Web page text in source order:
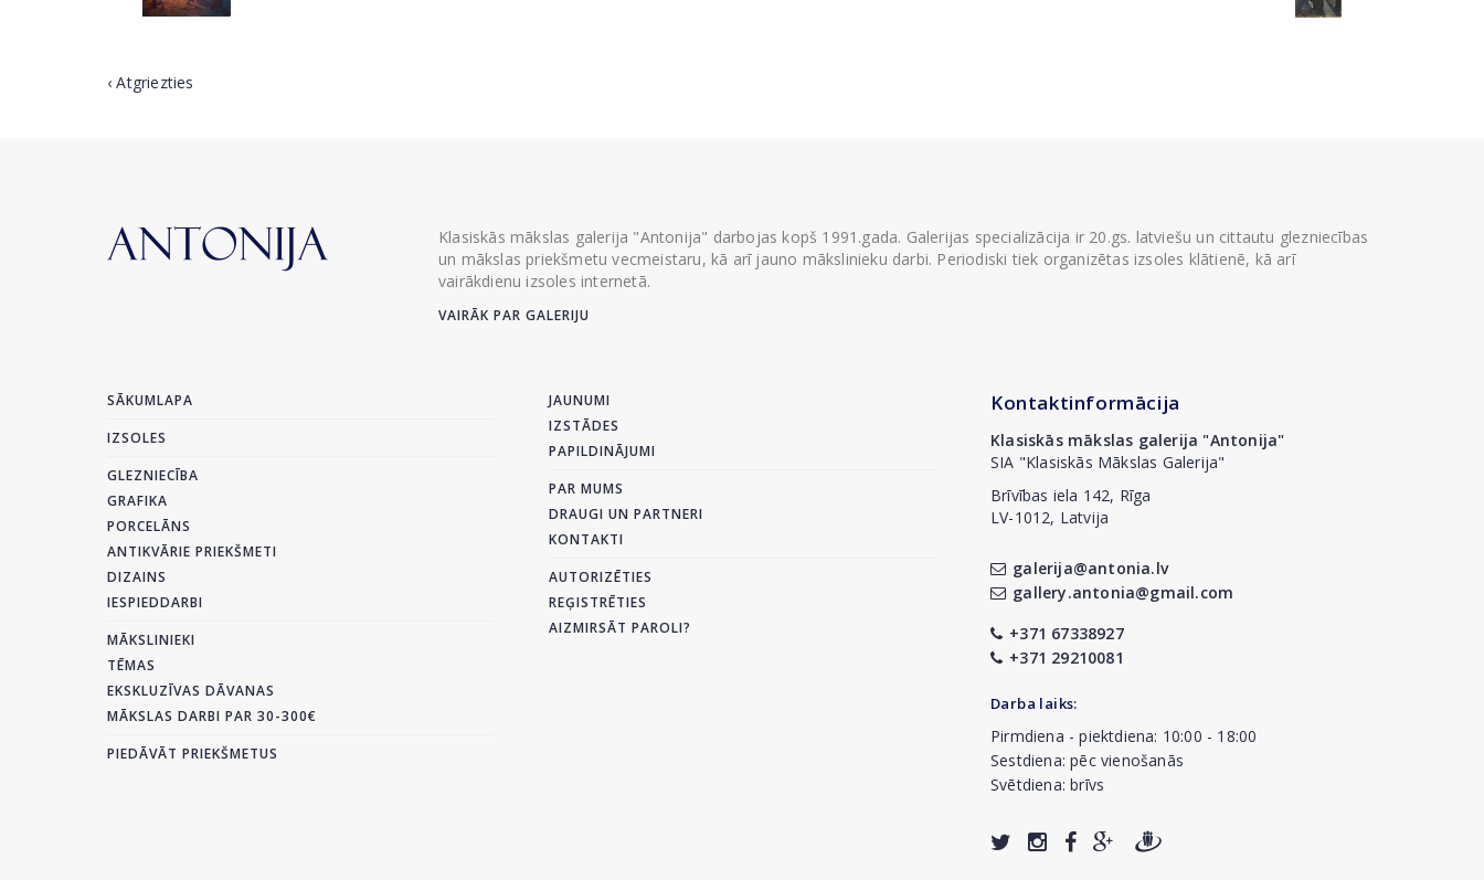
‹ Atgriezties
Klasiskās mākslas galerija "Antonija" darbojas kopš 1991.gada. Galerijas specializācija ir 20.gs. latviešu un cittautu glezniecības
un mākslas priekšmetu vecmeistaru, kā arī jauno mākslinieku darbi. Periodiski tiek organizētas izsoles klātienē, kā arī
vairākdienu izsoles internetā.
VAIRĀK PAR GALERIJU
SĀKUMLAPA
IZSOLES
GLEZNIECĪBA
GRAFIKA
PORCELĀNS
ANTIKVĀRIE PRIEKŠMETI
DIZAINS
IESPIEDDARBI
MĀKSLINIEKI
TĒMAS
EKSKLUZĪVAS DĀVANAS
MĀKSLAS DARBI PAR 30-300€
PIEDĀVĀT PRIEKŠMETUS
JAUNUMI
IZSTĀDES
PAPILDINĀJUMI
PAR MUMS
DRAUGI UN PARTNERI
KONTAKTI
AUTORIZĒTIES
REĢISTRĒTIES
AIZMIRSĀT PAROLI?
Kontaktinformācija
Klasiskās mākslas galerija "Antonija"
SIA "Klasiskās Mākslas Galerija"
Brīvības iela 142, Rīga
LV-1012, Latvija
galerija@antonia.lv
gallery.antonia@gmail.com
+371 67338927
+371 29210081
Darba laiks:
Pirmdiena - piektdiena: 10:00 - 18:00
Sestdiena: pēc vienošanās
Svētdiena: brīvs